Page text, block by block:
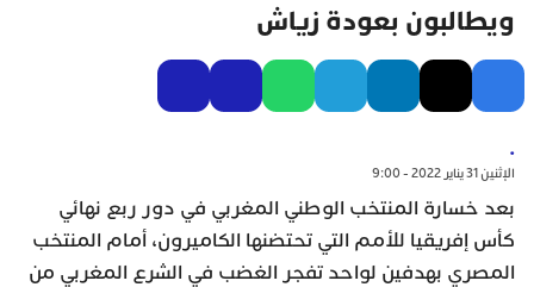
ويطالبون بعودة زياش
.
الإثنين 31 يناير 2022 - 9:00
بعد خسارة المنتخب الوطني المغربي في دور ربع نهائي
كأس إفريقيا للأمم التي تحتضنها الكاميرون، أمام المنتخب
المصري بهدفين لواحد تفجر الغضب في الشرع المغربي من